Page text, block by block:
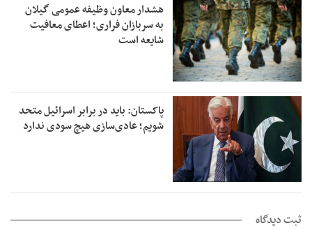
هشدار معاون وظیفه عمومی گیلان
به سربازان فراری؛ اعطای معافیت
شایعه است
پاکستان: باید در برابر اسرائیل متحد
شویم؛ عادی‌سازی هیچ سودی ندارد
ثبت دیدگاه